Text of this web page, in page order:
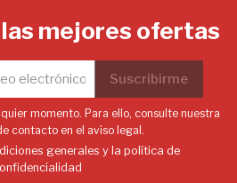
mejores ofertas
momento. Para ello, consulte nuestra
contacto en el aviso legal.
generales y la política de